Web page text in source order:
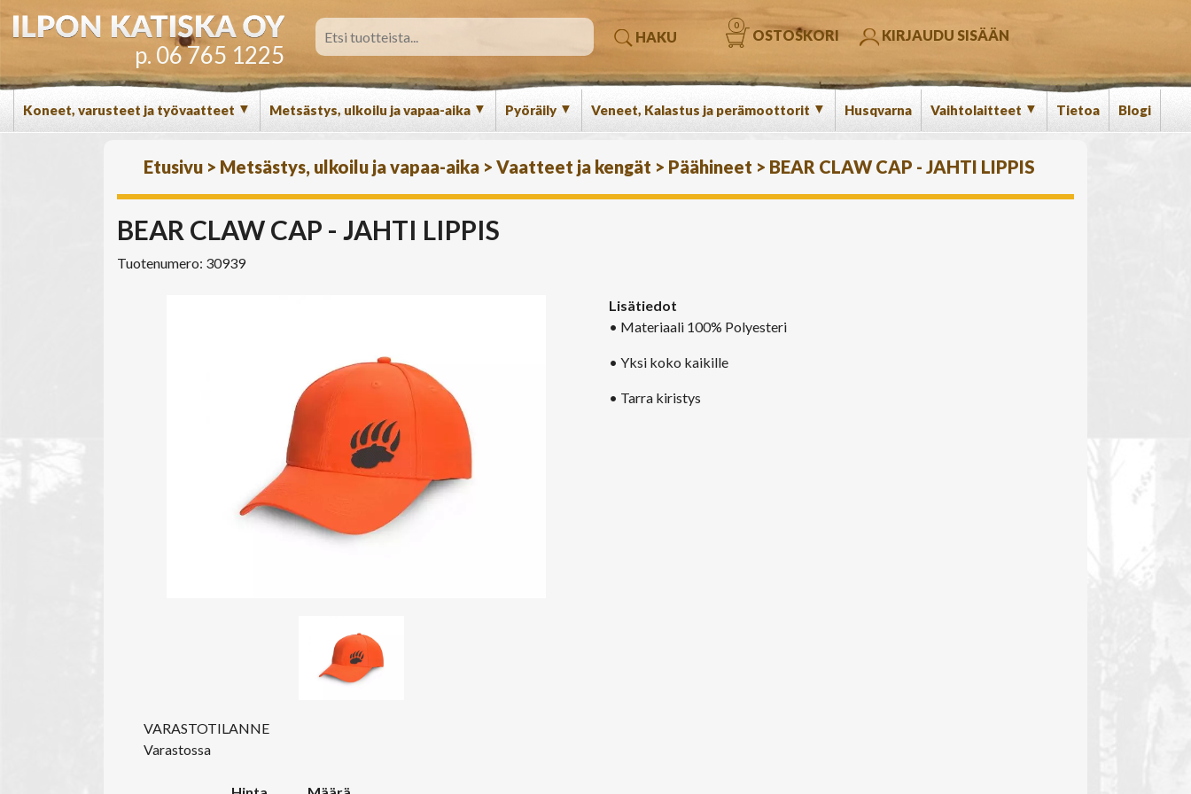
p. 06 765 1225
HAKU OSTOSKORI
0
KIRJAUDU SISÄÄN
Koneet, varusteet ja työvaatteet ▼ Metsästys, ulkoilu ja vapaa-aika ▼ Pyöräily ▼ Veneet, Kalastus ja perämoottorit ▼ Husqvarna Vaihtolaitteet ▼ Tietoa Blogi
Etusivu > Metsästys, ulkoilu ja vapaa-aika > Vaatteet ja kengät > Päähineet > BEAR CLAW CAP - JAHTI LIPPIS
BEAR CLAW CAP - JAHTI LIPPIS
Tuotenumero: 30939
VARASTOTILANNE
Varastossa
Lisätiedot
• Materiaali 100% Polyesteri
• Yksi koko kaikille
• Tarra kiristys